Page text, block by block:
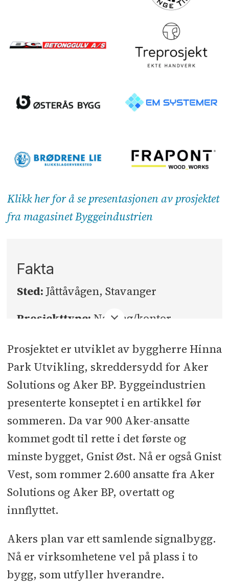
Klikk her for å se presentasjonen av prosjektet
fra magasinet Byggeindustrien
Fakta
Sted:Jåttåvågen, Stavanger
Prosjekttype:Næring/kontor
Bruttoareal:56.000 kvadratmeter
Byggherre:Hinna Park Utvikling
Totalentreprenør:HENT
Kontraktssum:2,6 milliarder kroner
ekskl. mva., inkludert Gnist Øst og
IOC-fløyen
Arkitekt:Brandsberg Dahl
Arkitekter
IARK:Zinc og Monkey Studio
LARK:Norconsult
Prosjektet er utviklet av byggherre Hinna
Park Utvikling, skreddersydd for Aker
Solutions og Aker BP. Byggeindustrien
presenterte konseptet i en artikkel før
sommeren. Da var 900 Aker-ansatte
kommet godt til rette i det første og
minste bygget, Gnist Øst. Nå er også Gnist
Vest, som rommer 2.600 ansatte fra Aker
Solutions og Aker BP, overtatt og
innflyttet.
Akers plan var ett samlende signalbygg.
Nå er virksomhetene vel på plass i to
bygg, som utfyller hverandre.